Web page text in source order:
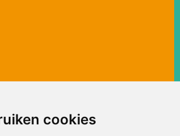
cookies
ONDERDEEL VAN